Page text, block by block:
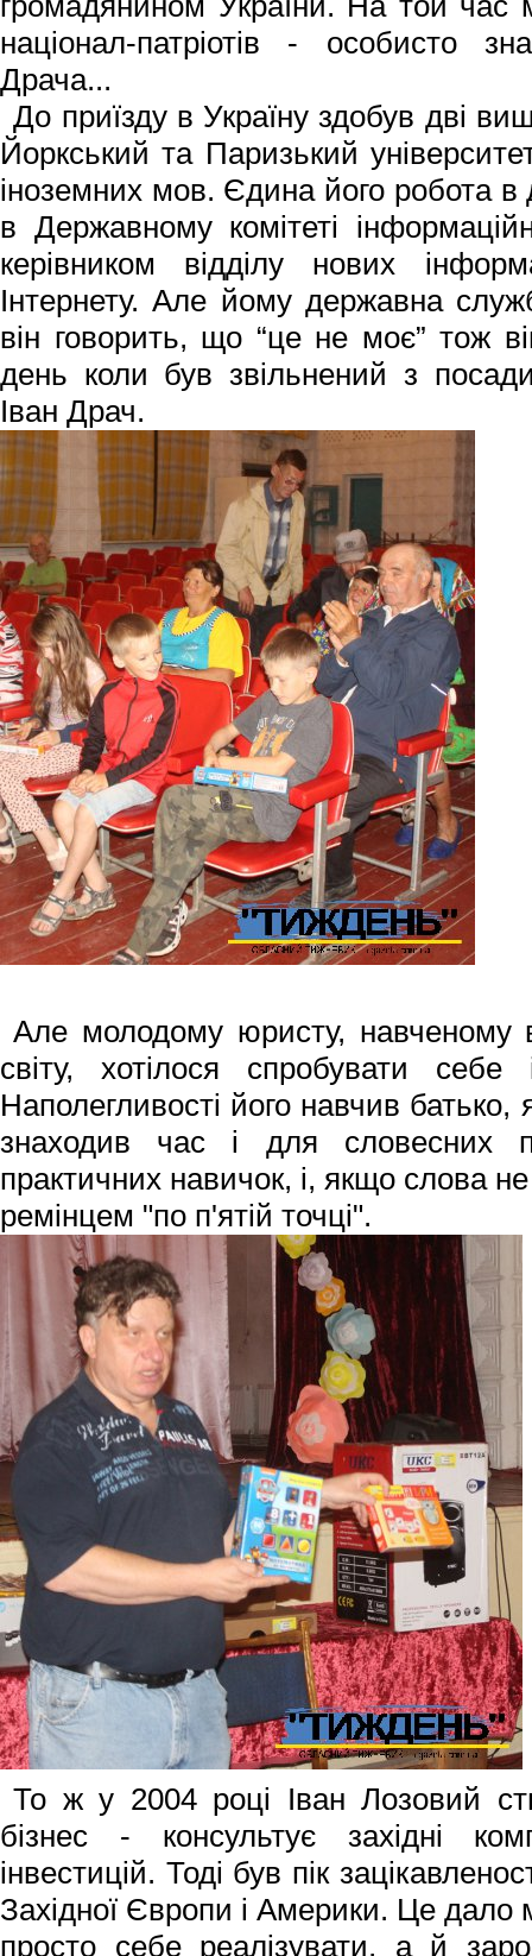
націонал-патріотів - особисто
Драча...
До приїзду в Україну здобув дві
Йоркський та Паризький
іноземних мов. Єдина його робота в
в Державному комітеті
керівником відділу нових
Інтернету. Але йому державна
він говорить, що “це не моє” тож
день коли був звільнений з
Іван Драч.
Але молодому юристу, навченому
світу, хотілося спробувати
Наполегливості його навчив
знаходив час і для словесних
практичних навичок, і, якщо слова
ремінцем "по п'ятій точці".
То ж у 2004 році Іван Лозовий
бізнес - консультує західні
інвестицій. Тоді був пік
Західної Європи і Америки. Це дало
просто себе реалізувати, а й